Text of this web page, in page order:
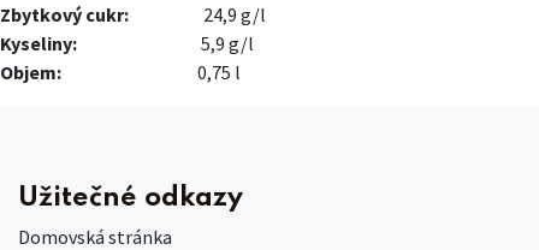
Zbytkový cukr:
24,9 g/l
Kyseliny:
5,9 g/l​
Objem:
0,75 l
Užitečné odkazy
Domovská stránka